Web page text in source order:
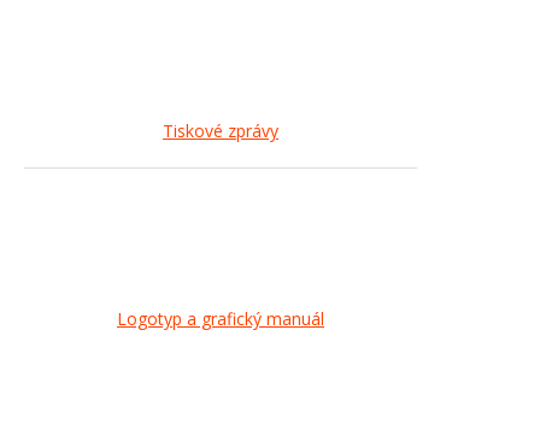
Tiskové zprávy
Logotyp a grafický manuál